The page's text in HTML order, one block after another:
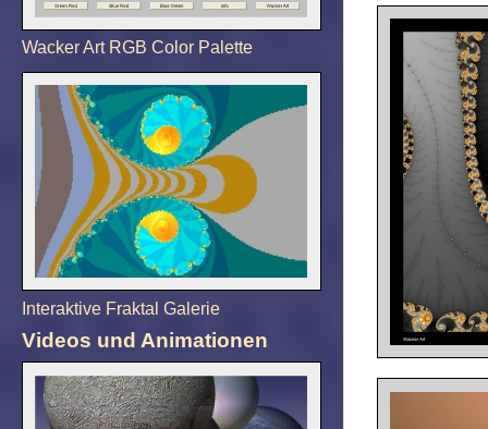
Wacker Art RGB Color Palette
Interaktive Fraktal Galerie
Videos und Animationen